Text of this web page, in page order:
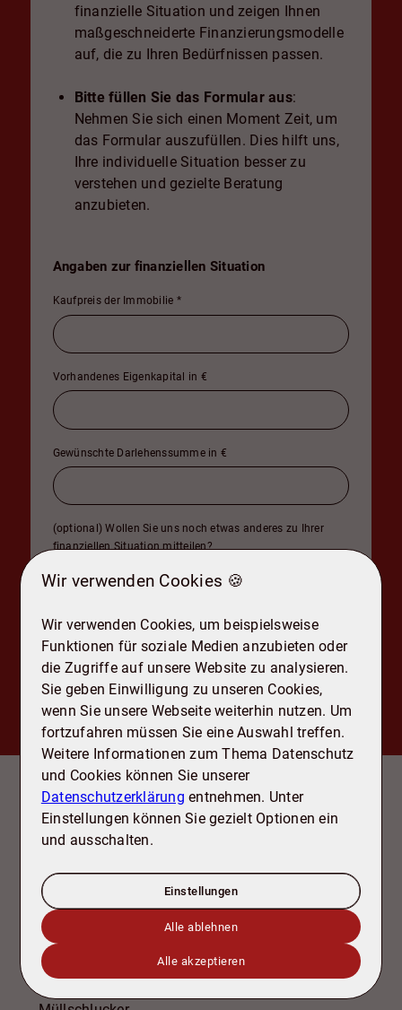
finanzielle Situation und zeigen Ihnen
maßgeschneiderte Finanzierungsmodelle
auf, die zu Ihren Bedürfnissen passen.
Bitte füllen Sie das Formular aus:
Nehmen Sie sich einen Moment Zeit, um
das Formular auszufüllen. Dies hilft uns,
Ihre individuelle Situation besser zu
verstehen und gezielte Beratung
anzubieten.
Angaben zur finanziellen Situation
Kaufpreis der Immobilie *
Vorhandenes Eigenkapital in €
Gewünschte Darlehenssumme in €
(optional) Wollen Sie uns noch etwas anderes zu Ihrer
finanziellen Situation mitteilen?
Ausstattung
- 3 Zimmer
- Küche mit Einbauküche
- Gepflegter Zustand
- Bad mit Dusche
- Außenjalousien im Schlaf- und Kinderzimmer
- Balkon mit Markise
- Abstellraum mit Waschmaschinenanschluss
- Gegensprechanlage
- Glasfaseranschluss
Wir verwenden Cookies 🍪
Wir verwenden Cookies, um beispielsweise
Funktionen für soziale Medien anzubieten oder
die Zugriffe auf unsere Website zu analysieren.
Sie geben Einwilligung zu unseren Cookies,
wenn Sie unsere Webseite weiterhin nutzen. Um
fortzufahren müssen Sie eine Auswahl treffen.
Weitere Informationen zum Thema Datenschutz
und Cookies können Sie unserer
Datenschutzerklärung entnehmen. Unter
Einstellungen können Sie gezielt Optionen ein
und ausschalten.
Einstellungen
Alle ablehnen
Alle akzeptieren